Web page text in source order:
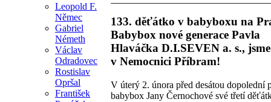
Leopold F.
Němec
Gabriel
Németh
Václav
Odradovec
Rostislav
Opršal
František
133. děťátko v babyboxu na
Babybox nové generace Pavla
Hlaváčka D.I.SEVEN a. s.,
v Nemocnici Příbram!
V úterý 2. února před desátou dopolední
babybox Jany Černochové své třetí